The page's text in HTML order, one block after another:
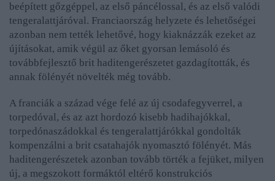
beépített gőzgéppel, az első páncélossal, és az első valódi
tengeralattjáróval. Franciaország helyzete és lehetőségei
azonban nem tették lehetővé, hogy kiaknázzák ezeket az
újításokat, amik végül az őket gyorsan lemásoló és
továbbfejlesztő brit haditengerészetet gazdagították, és
annak fölényét növelték még tovább.
A franciák a század vége felé az új csodafegyverrel, a
torpedóval, és az azt hordozó kisebb hadihajókkal,
torpedónaszádokkal és tengeralattjárókkal gondolták
kompenzálni a brit csatahajók nyomasztó fölényét. Más
haditengerészetek azonban tovább törték a fejüket, milyen
új, a megszokott formáktól eltérő konstrukciós